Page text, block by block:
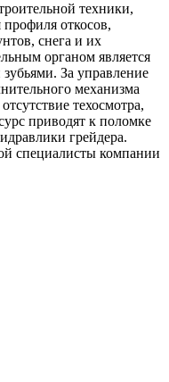
техники,
откосов,
снега и их
органом является
За управление
механизма
техосмотра,
приводят к поломке
грейдера.
специалисты компании